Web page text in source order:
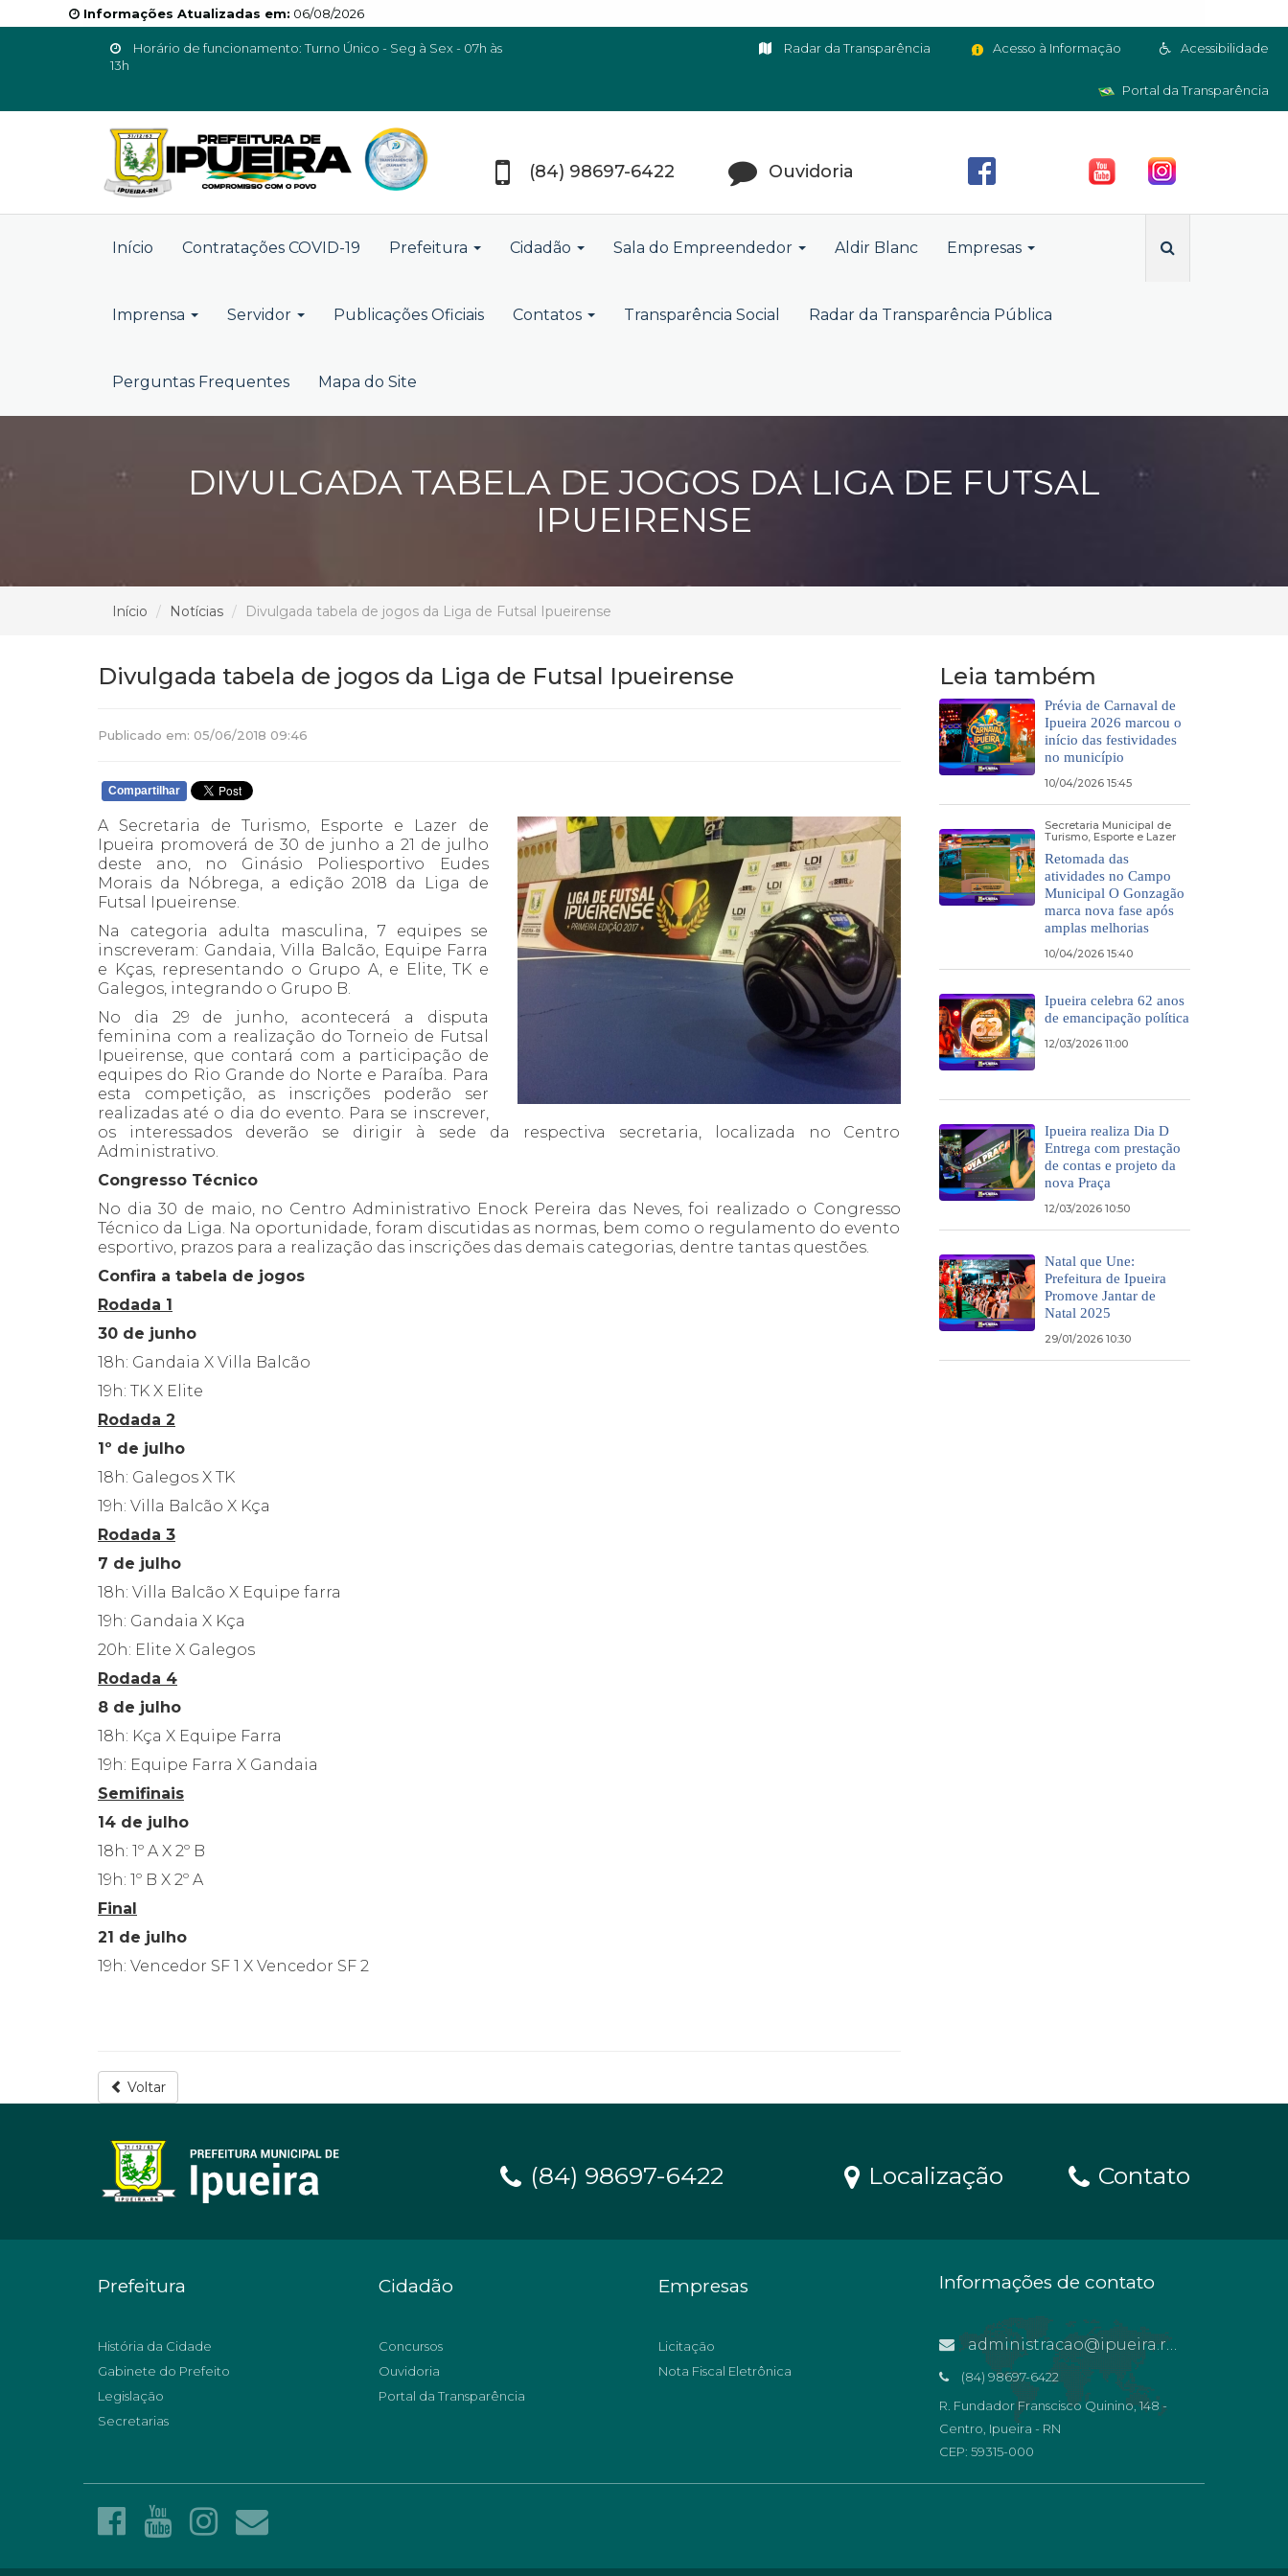
Informações Atualizadas em: 06/08/2026
Horário de funcionamento: Turno Único - Seg à Sex - 07h às
13h
Acessibilidade
Acesso à Informação
Radar da Transparência
Portal da Transparência
(84) 98697-6422 Ouvidoria
Início Contratações COVID-19 Prefeitura Cidadão Sala do Empreendedor Aldir Blanc Empresas
Imprensa Servidor Publicações Oficiais Contatos Transparência Social Radar da Transparência Pública
Perguntas Frequentes Mapa do Site
DIVULGADA TABELA DE JOGOS DA LIGA DE FUTSAL
IPUEIRENSE
Início Notícias Divulgada tabela de jogos da Liga de Futsal Ipueirense
Divulgada tabela de jogos da Liga de Futsal Ipueirense
Publicado em: 05/06/2018 09:46
Compartilhar
A Secretaria de Turismo, Esporte e Lazer de
Ipueira promoverá de 30 de junho a 21 de julho
deste ano, no Ginásio Poliesportivo Eudes
Morais da Nóbrega, a edição 2018 da Liga de
Futsal Ipueirense.
Na categoria adulta masculina, 7 equipes se
inscreveram: Gandaia, Villa Balcão, Equipe Farra
e Kças, representando o Grupo A, e Elite, TK e
Galegos, integrando o Grupo B.
No dia 29 de junho, acontecerá a disputa
feminina com a realização do Torneio de Futsal
Ipueirense, que contará com a participação de
equipes do Rio Grande do Norte e Paraíba. Para
esta competição, as inscrições poderão ser
realizadas até o dia do evento. Para se inscrever,
os interessados deverão se dirigir à sede da respectiva secretaria, localizada no Centro
Administrativo.
Congresso Técnico
No dia 30 de maio, no Centro Administrativo Enock Pereira das Neves, foi realizado o Congresso
Técnico da Liga. Na oportunidade, foram discutidas as normas, bem como o regulamento do evento
esportivo, prazos para a realização das inscrições das demais categorias, dentre tantas questões.
Confira a tabela de jogos
Rodada 1
30 de junho
18h: Gandaia X Villa Balcão
19h: TK X Elite
Rodada 2
1º de julho
18h: Galegos X TK
19h: Villa Balcão X Kça
Rodada 3
7 de julho
18h: Villa Balcão X Equipe farra
19h: Gandaia X Kça
20h: Elite X Galegos
Rodada 4
8 de julho
18h: Kça X Equipe Farra
19h: Equipe Farra X Gandaia
Semifinais
14 de julho
18h: 1º A X 2º B
19h: 1º B X 2º A
Final
21 de julho
19h: Vencedor SF 1 X Vencedor SF 2
Voltar
Leia também
Prévia de Carnaval de
Ipueira 2026 marcou o
início das festividades
no município
10/04/2026 15:45
Secretaria Municipal de
Turismo, Esporte e Lazer
Retomada das
atividades no Campo
Municipal O Gonzagão
marca nova fase após
amplas melhorias
10/04/2026 15:40
Ipueira celebra 62 anos
de emancipação política
12/03/2026 11:00
Ipueira realiza Dia D
Entrega com prestação
de contas e projeto da
nova Praça
12/03/2026 10:50
Natal que Une:
Prefeitura de Ipueira
Promove Jantar de
Natal 2025
29/01/2026 10:30
(84) 98697-6422 Localização Contato
Prefeitura
História da Cidade
Gabinete do Prefeito
Legislação
Secretarias
Cidadão
Concursos
Ouvidoria
Portal da Transparência
Empresas
Licitação
Nota Fiscal Eletrônica
Informações de contato
administracao@ipueira.rn.gov.br
(84) 98697-6422
R. Fundador Franscisco Quinino, 148 -
Centro, Ipueira - RN
CEP: 59315-000